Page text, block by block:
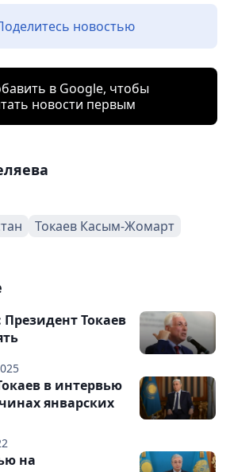
новостью
в Google, чтобы
новости первым
Токаев Касым-Жомарт
Токаев
в интервью
январских
на